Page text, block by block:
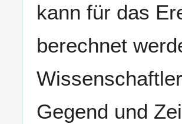
kann für das
berechnet
Gegend und